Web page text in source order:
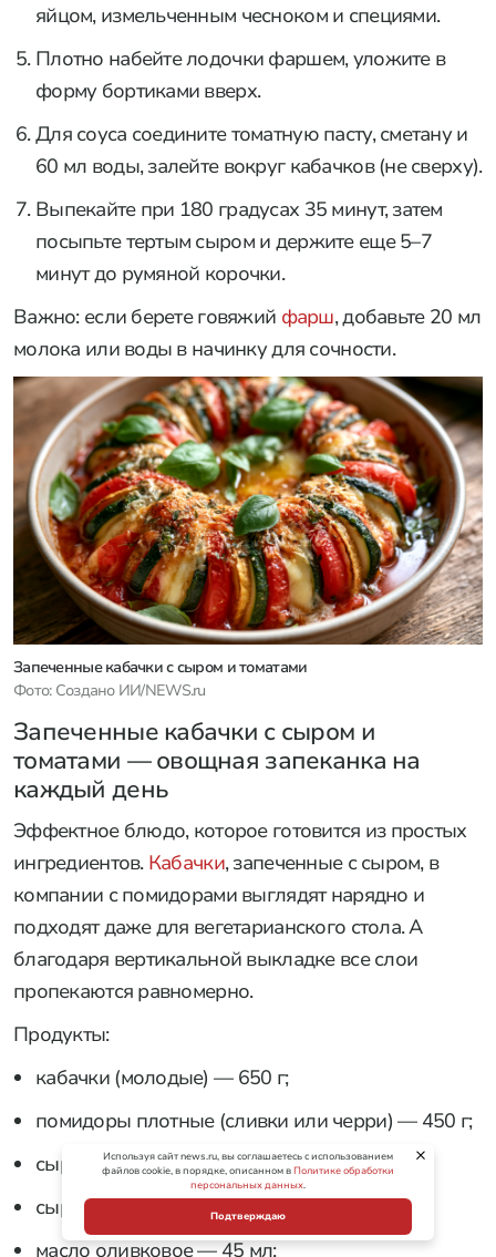
яйцом, измельченным чесноком и специями.
Плотно набейте лодочки фаршем, уложите в
форму бортиками вверх.
Для соуса соедините томатную пасту, сметану и
60 мл воды, залейте вокруг кабачков (не сверху).
Выпекайте при 180 градусах 35 минут, затем
посыпьте тертым сыром и держите еще 5–7
минут до румяной корочки.
Важно: если берете говяжий фарш, добавьте 20 мл
молока или воды в начинку для сочности.
Запеченные кабачки с сыром и томатами
Фото: Создано ИИ/NEWS.ru
Запеченные кабачки с сыром и
томатами — овощная запеканка на
каждый день
Эффектное блюдо, которое готовится из простых
ингредиентов. Кабачки, запеченные с сыром, в
компании с помидорами выглядят нарядно и
подходят даже для вегетарианского стола. А
благодаря вертикальной выкладке все слои
пропекаются равномерно.
Продукты:
кабачки (молодые) — 650 г;
помидоры плотные (сливки или черри) — 450 г;
сыр моцарелла для пиццы — 140 г;
сыр твердый (пармезан) — 40 г;
масло оливковое — 45 мл;
Используя сайт news.ru, вы соглашаетесь с использованием
файлов cookie, в порядке, описанном вПолитике обработки
персональных данных.
Подтверждаю